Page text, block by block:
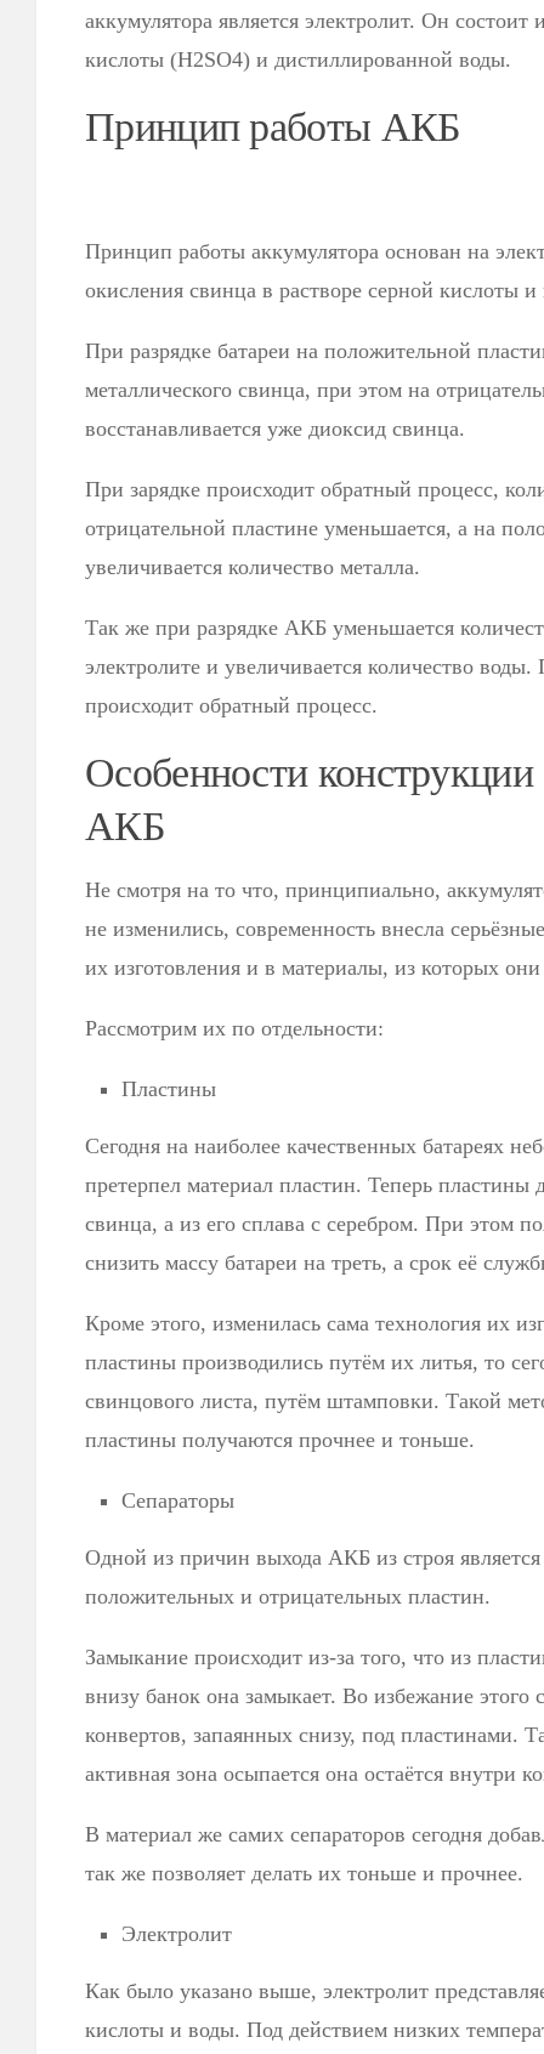
аккумулятора является электролит. Он состоит
кислоты (H2SO4) и дистиллированной воды.
Принцип работы АКБ
Принцип работы аккумулятора основан на
окисления свинца в растворе серной кислоты
При разрядке батареи на положительной
металлического свинца, при этом на
восстанавливается уже диоксид свинца.
При зарядке происходит обратный процесс,
отрицательной пластине уменьшается, а на
увеличивается количество металла.
Так же при разрядке АКБ уменьшается
электролите и увеличивается количество воды.
происходит обратный процесс.
Особенности
АКБ
Не смотря на то что, принципиально,
не изменились, современность внесла
их изготовления и в материалы, из которых
Рассмотрим их по отдельности:
Пластины
Сегодня на наиболее качественных батареях
претерпел материал пластин. Теперь пластины
свинца, а из его сплава с серебром. При этом
снизить массу батареи на треть, а срок её
Кроме этого, изменилась сама технология их
пластины производились путём их литья, то
свинцового листа, путём штамповки. Такой
пластины получаются прочнее и тоньше.
Сепараторы
Одной из причин выхода АКБ из строя
положительных и отрицательных пластин.
Замыкание происходит из-за того, что из
внизу банок она замыкает. Во избежание этого
конвертов, запаянных снизу, под пластинами.
активная зона осыпается она остаётся внутри
В материал же самих сепараторов сегодня
так же позволяет делать их тоньше и прочнее.
Электролит
Как было указано выше, электролит
кислоты и воды. Под действием низких